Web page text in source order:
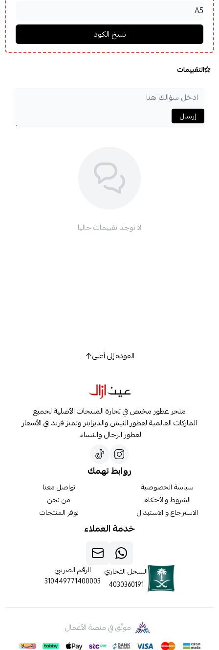
التقييمات
إرسال
لا توجد تقييمات حاليا
العودة إلى أعلى
متجر عطور مختص في تجارة المنتجات الأصلية لجميع
الماركات العالمية لعطور النيش والديزاينر وتميز فريد في الأسعار
لعطور الرجال والنساء.
روابط تهمك
سياسة الخصوصية
الشروط والأحكام
الاسترجاع و الاستبدال
تواصل معنا
من نحن
توفر المنتجات
خدمة العملاء
السجل التجاري
4030360191
الرقم الضريبي
310449771400003
موثّق في منصة الأعمال